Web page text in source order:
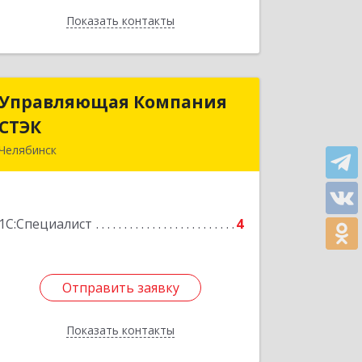
Показать контакты
Назад
Компания
СТЭК
1С:Специалист 4
Отправить заявку
Показать контакты
Управляющая Компания
12Б, пом.3
Отправить заявку
Назад